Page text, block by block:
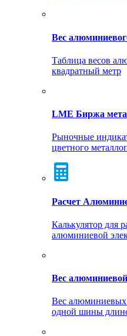
Вес
Таблица весов
квадратный метр
LME Биржа
Рыночные
цветного
Расчет
Калькулятор для
алюминиевой
Вес
Вес
одной шины